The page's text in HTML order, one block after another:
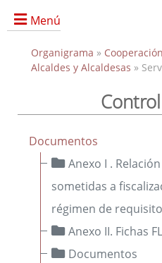
Menú
Líneas de Actuación
Protocolos de Actuaciones
Petición de actuaciones
Costes efectivos
Organigrama »
Alcaldes y Alcaldesas »
Documentos
Anexo I .
sometidas a
régimen de
Anexo II. Fichas
Documentos